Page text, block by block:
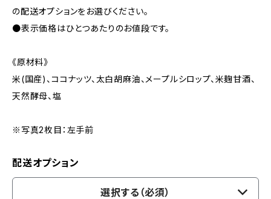
の配送オプションをお選びください。
●表示価格はひとつあたりのお値段です。
《原材料》
米(国産)、ココナッツ、太白胡麻油、メープルシロップ、米麹甘酒、
天然酵母、塩
※写真2枚目：左手前
配送オプション
選択する（必須）